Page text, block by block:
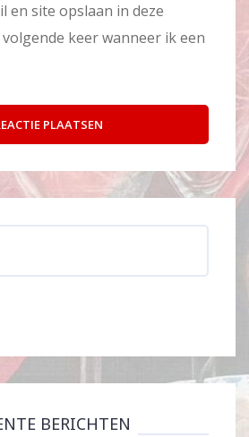
en site opslaan in deze
keer wanneer ik een
BERICHTEN